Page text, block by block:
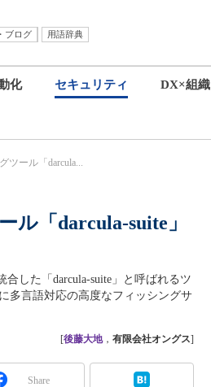
ブログ
用語辞典
化 セキュリティ DX×組織
ツール「darcula...
「darcula-suite」
した「darcula-suite」と呼ばれるツ
多言語対応の高度なフィッシングサ
[後藤大地， 有限会社オングス]
Share